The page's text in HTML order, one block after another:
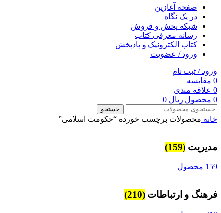
صفحه آغازین
در یک نگاه
شبکه پخش و فروش
رسانه معرفی کتاب
کتاب الکترونیک و پادپخش
ورود / عضویت
ورود / ثبت نام
0 مقایسه
0 علاقه مندی
0 محصول ریال
جستجو
خانه محصولات برچسب خورده “حکومت اسلامی”
مديريت (159)
159 محصول
فرهنگ و ارتباطات (210)